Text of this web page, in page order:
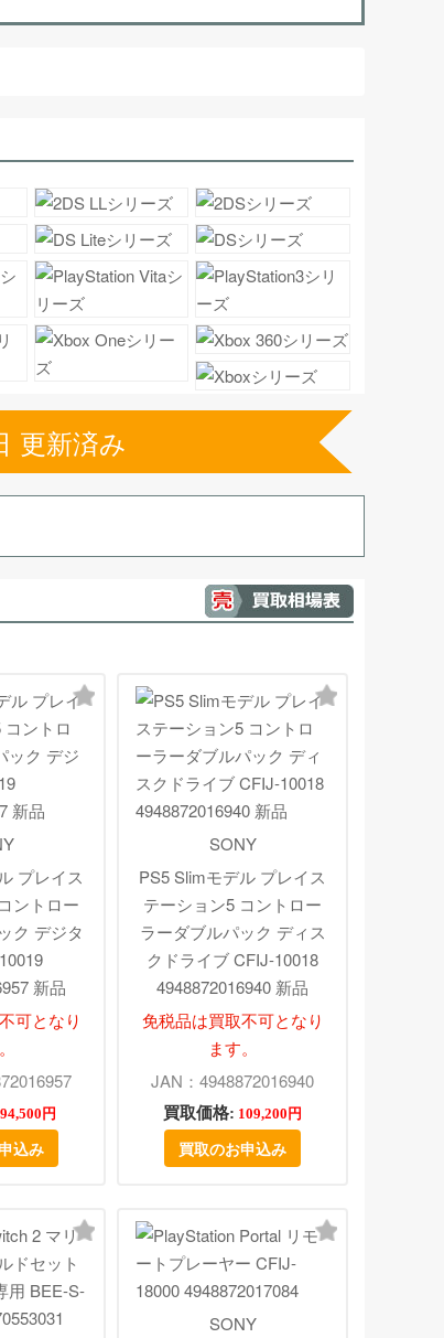
更新済み
プレイス
ントロー
ク デジタ
新品
可となり
94,500円
込み
SONY
PS5 Slimモデル プレイス
テーション5 コントロー
ラーダブルパック ディス
クドライブ CFIJ-10018
4948872016940 新品
免税品は買取不可となり
ます。
JAN：4948872016940
買取価格: 109,200円
買取のお申込み
SONY